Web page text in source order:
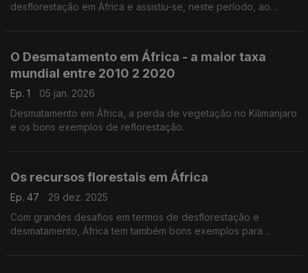
desflorestação em África e assistiu-se, neste período, ao
O Desmatamento em África - a maior taxa
mundial entre 2010 2 2020
Ep. 1
05 jan. 2026
Desmatamento em África, a perda de vegetação no Kilimanjaro
e os bons exemplos de reflorestação.
Os recursos florestais em África
Ep. 47
29 dez. 2025
Com grandes desafios em termos de desflorestação e
desmatamento, África tem também bons exemplos para